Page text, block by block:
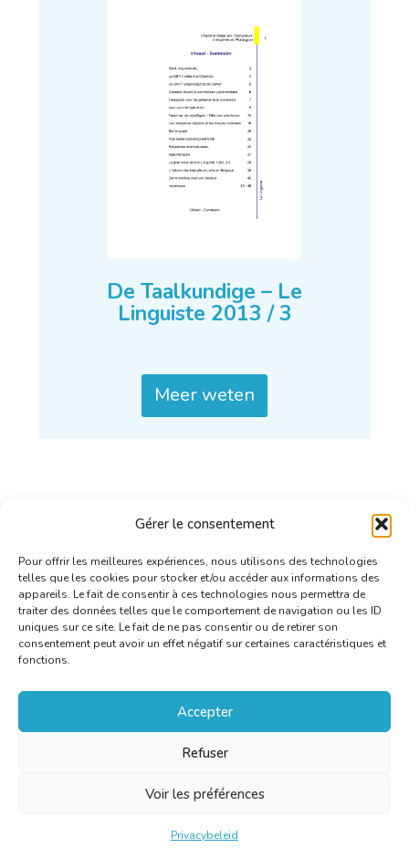
Gérer le consentement
Pour offrir les meilleures expériences, nous utilisons des technologies
telles que les cookies pour stocker et/ou accéder aux informations des
appareils. Le fait de consentir à ces technologies nous permettra de
traiter des données telles que le comportement de navigation ou les ID
uniques sur ce site. Le fait de ne pas consentir ou de retirer son
consentement peut avoir un effet négatif sur certaines caractéristiques et
fonctions.
Accepter
Refuser
Voir les préférences
Privacybeleid
De Taalkundige – Le
Linguiste 2013 / 3
Meer weten